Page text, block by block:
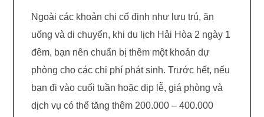
Ngoài các khoản chi cố định như lưu trú, ăn
uống và di chuyển, khi du lịch Hải Hòa 2 ngày 1
đêm, bạn nên chuẩn bị thêm một khoản dự
phòng cho các chi phí phát sinh. Trước hết, nếu
bạn đi vào cuối tuần hoặc dịp lễ, giá phòng và
dịch vụ có thể tăng thêm 200.000 – 400.000